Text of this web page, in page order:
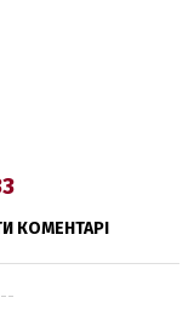
КОМЕНТАРІ